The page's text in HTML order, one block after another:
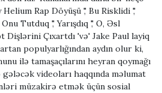
Rap Döyüşü ',' Bu Risklidi ','
Tutduq ',' Yarışdıq ',' O, Əsl
Dişlərini Çıxartdı 'və' Jake Paul layiq
artan populyarlığından aydın olur ki,
ilə tamaşaçılarını heyran qoymağı
videoları haqqında məlumat
müzakirə etmək üçün sosial